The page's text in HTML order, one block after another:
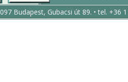
Budapest, Gubacsi út 89. • tel. +36 1